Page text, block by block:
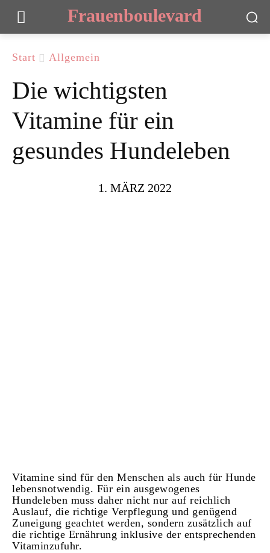
Frauenboulevard
Start Allgemein
Die wichtigsten
Vitamine für ein
gesundes Hundeleben
1. MÄRZ 2022
Vitamine sind für den Menschen als auch für Hunde
lebensnotwendig. Für ein ausgewogenes
Hundeleben muss daher nicht nur auf reichlich
Auslauf, die richtige Verpflegung und genügend
Zuneigung geachtet werden, sondern zusätzlich auf
die richtige Ernährung inklusive der entsprechenden
Vitaminzufuhr.